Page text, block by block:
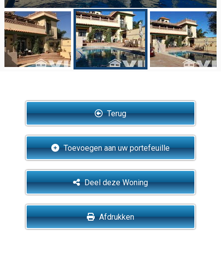
Terug
Toevoegen aan uw portefeuille
Deel deze Woning
Afdrukken